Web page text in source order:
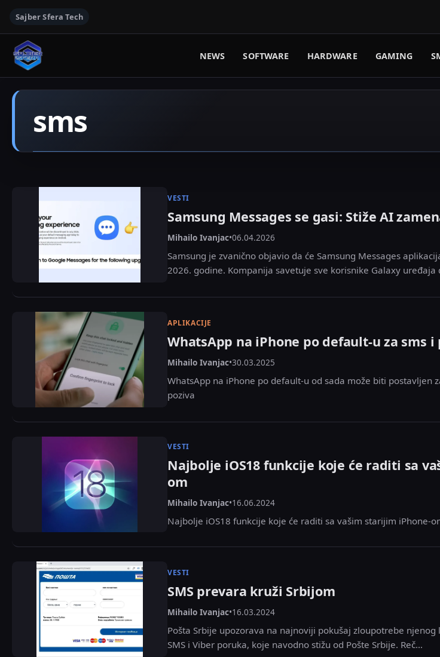
Sajber Sfera Tech
NEWS SOFTWARE HARDWARE GAMING
sms
VESTI
Samsung Messages se gasi: Stiže AI
Mihailo Ivanjac•06.04.2026
Samsung je zvanično objavio da će Samsung Messages
2026. godine. Kompanija savetuje sve korisnike Galaxy uređaja
APLIKACIJE
WhatsApp na iPhone po default-u za sms i
Mihailo Ivanjac•30.03.2025
WhatsApp na iPhone po default-u od sada može biti postavljen
poziva
VESTI
Najbolje iOS18 funkcije koje će raditi sa
om
Mihailo Ivanjac•16.06.2024
Najbolje iOS18 funkcije koje će raditi sa vašim starijim iPhone-
VESTI
SMS prevara kruži Srbijom
Mihailo Ivanjac•16.03.2024
Pošta Srbije upozorava na najnoviji pokušaj zloupotrebe
SMS i Viber poruka, koje navodno stižu od Pošte Srbije. Reč...